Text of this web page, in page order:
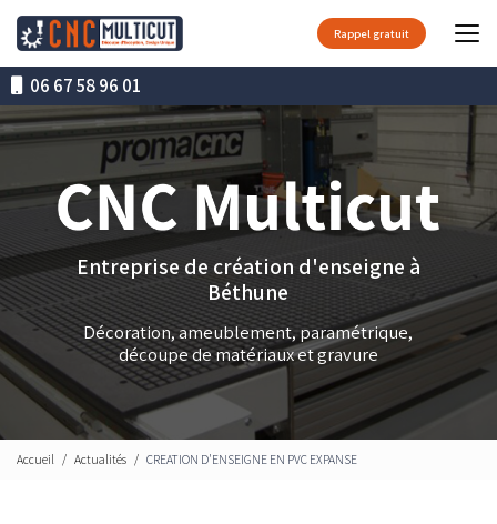
contenu
principal06 67 58 96 01
Rappel gratuit
Entreprise de création d'enseigne à
Béthune
Décoration, ameublement, paramétrique,
découpe de matériaux et gravure
Accueil Actualités CREATION D'ENSEIGNE EN PVC EXPANSE